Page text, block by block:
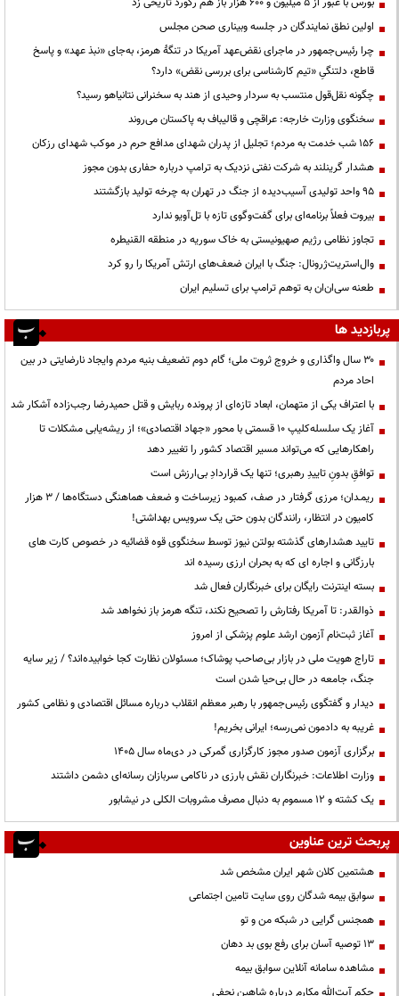
اولین نطق نمایندگان در جلسه وبیناری صحن مجلس
چرا رئیس‌جمهور در ماجرای نقض‌عهد آمریکا در تنگهٔ هرمز، به‌جای «نبذ عهد» و پاسخ
قاطع، دلتنگیِ «تیم کارشناسی برای بررسی نقض» دارد؟
چگونه نقل‌قول منتسب به سردار وحیدی از هند به سخنرانی نتانیاهو رسید؟
سخنگوی وزارت خارجه: عراقچی و قالیباف به پاکستان می‌روند
۱۵۶ شب خدمت به مردم؛ تجلیل از پدران شهدای مدافع حرم در موکب شهدای رزکان
هشدار گرینلند به شرکت نفتی نزدیک به ترامپ درباره حفاری بدون مجوز
95 واحد تولیدی آسیب‌دیده از جنگ در تهران به چرخه تولید بازگشتند
بیروت فعلاً برنامه‌ای برای گفت‌وگوی تازه با تل‌آویو ندارد
تجاوز نظامی رژیم صهیونیستی به خاک سوریه در منطقه القنیطره
وال‌استریت‌ژرونال: جنگ با ایران ضعف‌های ارتش آمریکا را رو کرد
طعنه سی‌ان‌ان به توهم ترامپ برای تسلیم ایران
پربازدید ها
۳۰ سال واگذاری و خروج ثروت ملی؛ گام دوم تضعیف بنیه مردم وایجاد نارضایتی در بین
احاد مردم
با اعتراف یکی از متهمان، ابعاد تازه‌ای از پرونده ربایش و قتل حمیدرضا رجب‌زاده آشکار شد
آغاز یک سلسله‌کلیپ ۱۰ قسمتی با محور «جهاد اقتصادی»؛ از ریشه‌یابی مشکلات تا
راهکارهایی که می‌تواند مسیر اقتصاد کشور را تغییر دهد
توافقِ بدونِ تاییدِ رهبری؛ تنها یک قراردادِ بی‌ارزش است
ریمـدان؛ مرزی گرفتار در صف، کمبود زیرساخت و ضعف هماهنگی دستگاه‌ها / ۳ هزار
کامیون در انتظار، رانندگان بدون حتی یک سرویس بهداشتی!
تایید هشدارهای گذشته بولتن نیوز توسط سخنگوی قوه قضائیه در خصوص کارت های
بارزگانی و اجاره ای که به بحران ارزی رسیده اند
بسته اینترنت رایگان برای خبرنگاران فعال شد
ذوالقدر: تا آمریکا رفتارش را تصحیح نکند، تنگه هرمز باز نخواهد شد
آغاز ثبت‌نام آزمون ارشد علوم پزشکی از امروز
تاراج هویت ملی در بازار بی‌صاحب پوشاک؛ مسئولان نظارت کجا خوابیده‌اند؟ / زیر سایه
جنگ، جامعه در حال بی‌حیا شدن است
دیدار و گفتگوی رئیس‌جمهور با رهبر معظم انقلاب درباره مسائل اقتصادی و نظامی کشور
غریبه به دادمون نمی‌رسه؛ ایرانی بخریم!
برگزاری آزمون صدور مجوز کارگزاری گمرکی در دی‌ماه سال ۱۴۰۵
وزارت اطلاعات: خبرنگاران نقش بارزی در ناکامی سربازان رسانه‌ای دشمن داشتند
یک کشته و ۱۲ مسموم به دنبال مصرف مشروبات الکلی در نیشابور
پربحث ترین عناوین
هشتمین کلان شهر ایران مشخص شد
سوابق بیمه شدگان روی سایت تامین اجتماعی
همجنس گرایی در شبکه من و تو
13 توصیه آسان برای رفع بوی بد دهان
مشاهده سامانه آنلاين سوابق بیمه
حكم آيت‌الله مكارم درباره شاهين نجفي